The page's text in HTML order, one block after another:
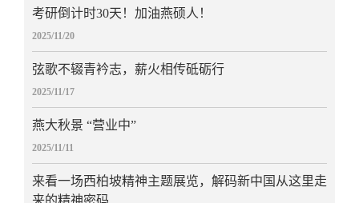
考研倒计时30天！加油燕硕人！
2025/11/20
弦歌不辍青衿志，薪火相传砥砺行
2025/11/17
燕大秋景 “营业中”
2025/11/11
来看一场西柏坡精神主题展览，解码新中国从这里走
来的精神密码